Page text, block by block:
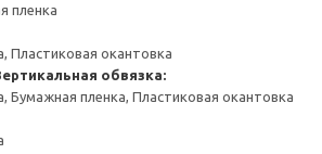
пленка
Пластиковая окантовка
обвязка:
Бумажная пленка, Пластиковая окантовка